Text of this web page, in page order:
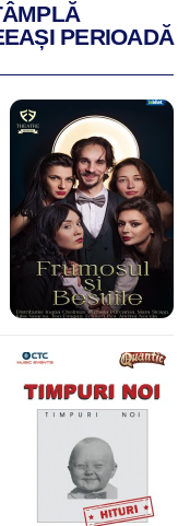
PERIOADĂ